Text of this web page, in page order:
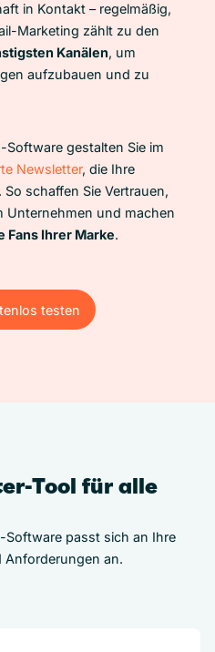
in Kontakt – regelmäßig,
Marketing zählt zu den
Kanälen, um
aufzubauen und zu
Software gestalten Sie im
Newsletter, die Ihre
schaffen Sie Vertrauen,
Unternehmen und machen
Fans Ihrer Marke.
testen
testen
Tool für alle
Software passt sich an Ihre
Anforderungen an.